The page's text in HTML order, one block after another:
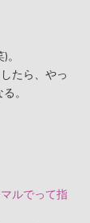
たら、やっ
。
ルでって指